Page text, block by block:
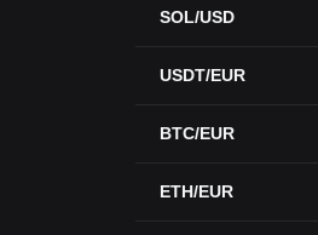
SOL/USD
USDT/EUR
BTC/EUR
ETH/EUR